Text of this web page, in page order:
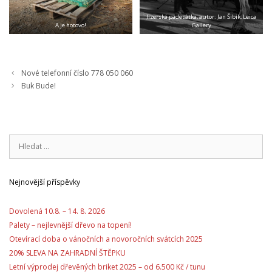
A je hotovo!
Jizerská padesátka, autor: Jan Šibík, Leica
Gallery
Nové telefonní číslo 778 050 060
Buk Bude!
Nejnovější příspěvky
Dovolená 10.8. – 14. 8. 2026
Palety – nejlevnější dřevo na topení!
Otevírací doba o vánočních a novoročních svátcích 2025
20% SLEVA NA ZAHRADNÍ ŠTĚPKU
Letní výprodej dřevěných briket 2025 – od 6.500 Kč / tunu